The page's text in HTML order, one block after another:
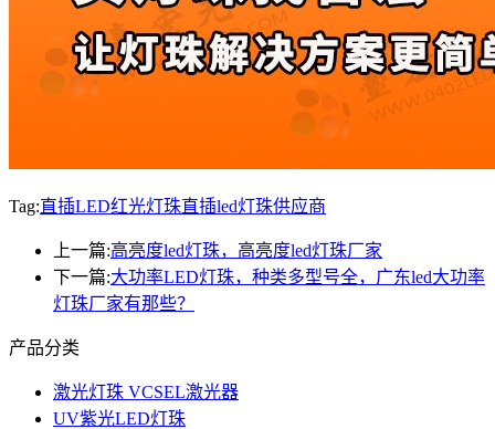
Tag:直插LED红光灯珠直插led灯珠供应商
上一篇:高亮度led灯珠，高亮度led灯珠厂家
下一篇:大功率LED灯珠，种类多型号全，广东led大功率
灯珠厂家有那些？
产品分类
激光灯珠 VCSEL激光器
UV紫光LED灯珠